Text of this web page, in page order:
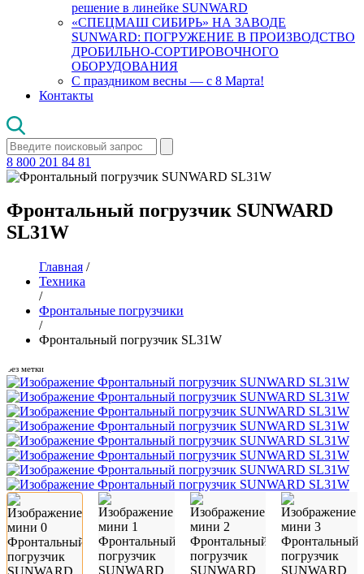
решение в линейке SUNWARD
«СПЕЦМАШ СИБИРЬ» НА ЗАВОДЕ
SUNWARD: ПОГРУЖЕНИЕ В ПРОИЗВОДСТВО
ДРОБИЛЬНО-СОРТИРОВОЧНОГО
ОБОРУДОВАНИЯ
С праздником весны — с 8 Марта!
Контакты
8 800 201 84 81
Фронтальный погрузчик SUNWARD
SL31W
Главная /
Техника
/
Фронтальные погрузчики
/
Фронтальный погрузчик SL31W
Без метки